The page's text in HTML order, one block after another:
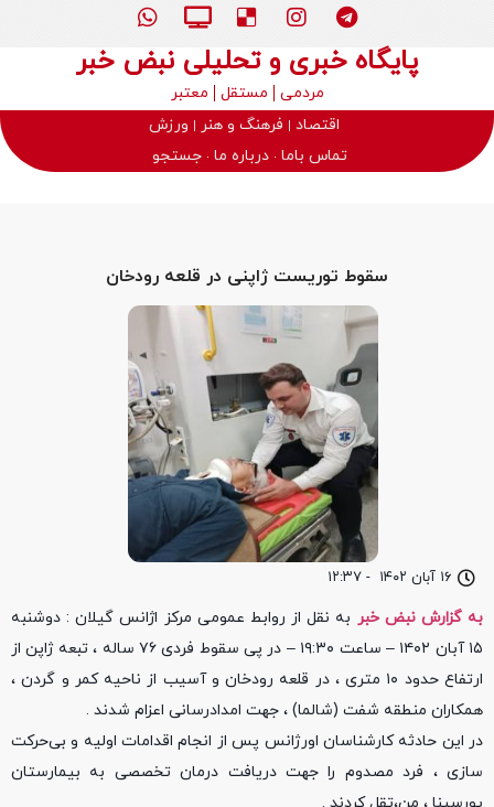
پایگاه خبری و تحلیلی نبض خبر
مردمی مستقل
معتبر
اقتصاد
فرهنگ و هنر
ورزش
تماس باما درباره ما جستجو
۱۶ آبان ۱۴۰۲ - ۱۲:۳۷
سقوط توریست ژاپنی در قلعه رودخان
به گزارش نبض خبر به نقل از روابط عمومی مرکز اژانس گیلان : دوشنبه
۱۵ آبان ۱۴۰۲ – ساعت ۱۹:۳۰ – در پی سقوط فردی ۷۶ ساله ، تبعه ژاپن از
ارتفاع حدود ۱۰ متری ، در قلعه رودخان و آسیب از ناحیه کمر و گردن ،
همکاران منطقه شفت (شالما) ، جهت امدادرسانی اعزام شدند .
در این حادثه کارشناسان اورژانس پس از انجام اقدامات اولیه و بی‌حرکت
سازی ، فرد مصدوم را جهت دریافت درمان تخصصی به بیمارستان